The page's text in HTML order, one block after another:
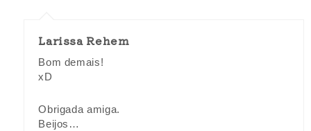
Larissa Rehem
Bom demais!
xD
Obrigada amiga.
Beijos…